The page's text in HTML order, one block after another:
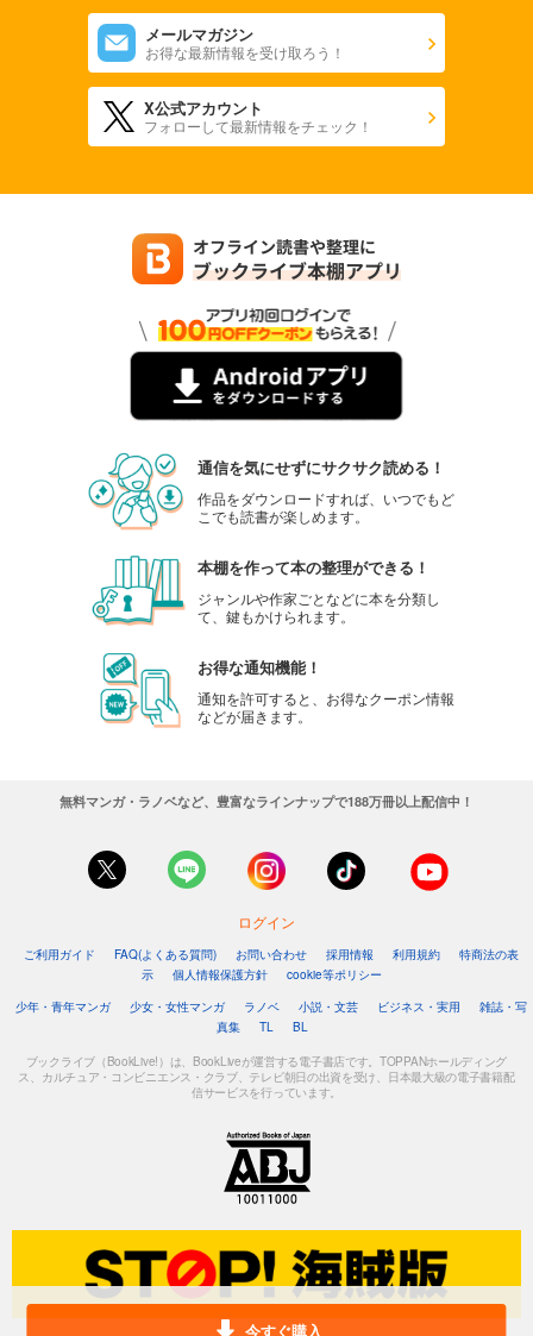
今すぐ購入
メールマガジン
お得な最新情報を受け取ろう！
X公式アカウント
フォローして最新情報をチェック！
通信を気にせずにサクサク読める！
作品をダウンロードすれば、いつでもど
こでも読書が楽しめます。
本棚を作って本の整理ができる！
ジャンルや作家ごとなどに本を分類し
て、鍵もかけられます。
お得な通知機能！
通知を許可すると、お得なクーポン情報
などが届きます。
無料マンガ・ラノベなど、豊富なラインナップで188万冊以上配信中！
ログイン
ご利用ガイド FAQ(よくある質問) お問い合わせ 採用情報 利用規約
特商法の表
示
個人情報保護方針
cookie等ポリシー
少年・青年マンガ
少女・女性マンガ ラノベ 小説・文芸 ビジネス・実用
雑誌・写
真集
TL BL
ブックライブ（BookLive!）は、BookLiveが運営する電子書店です。TOPPANホールディング
ス、カルチュア・コンビニエンス・クラブ、テレビ朝日の出資を受け、日本最大級の電子書籍配
信サービスを行っています。